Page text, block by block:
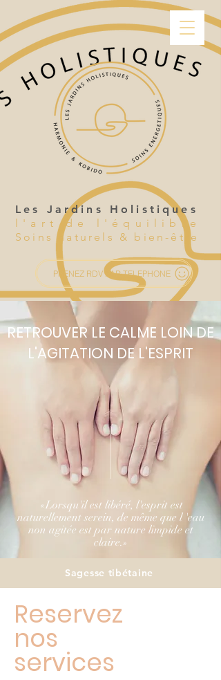
Les Jardins Holistiques
l'art de l'équilibre
Soins naturels & bien-être
PRENEZ RDV PAR TELEPHONE
RETROUVER LE CALME LOIN DE
L'AGITATION DE L'ESPRIT
«Lorsqu'il est libéré, l'esprit est
naturellement serein, de même que l 'eau
non agitée est par nature limpide et
claire.»
Sagesse tibétaine
Reservez
nos
services